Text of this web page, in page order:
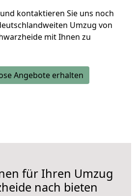
und kontaktieren Sie uns noch
Umzug von
mit Ihnen zu
Angebote erhalten
für Ihren Umzug
nach bieten